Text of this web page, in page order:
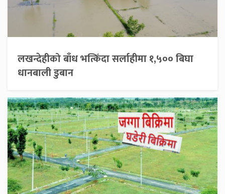
लखन्देहीको बाँध भत्किँदा सर्लाहीमा १,५०० बिघा
धानबाली डुबान